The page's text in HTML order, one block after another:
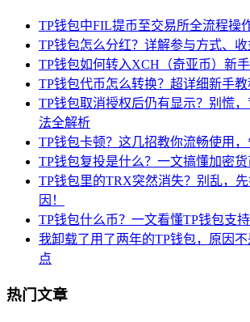
TP钱包中FIL提币至交易所全流程操
TP钱包怎么分红？详解参与方式、
TP钱包如何转入XCH（奇亚币）新
TP钱包代币怎么转换？超详细新手
TP钱包取消授权后仍有显示？别慌
法全解析
TP钱包卡顿？这几招教你流畅使用
TP钱包复投是什么？一文搞懂加密
TP钱包里的TRX突然消失？别乱，
因！
TP钱包什么币？一文看懂TP钱包支
我卸载了用了两年的TP钱包，原因
点
热门文章